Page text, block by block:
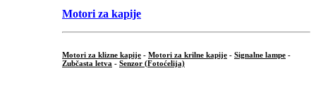
Motori za kapije
Motori za klizne kapije - Motori za krilne kapije - Signalne lampe -
Zubčasta letva - Senzor (Fotoćelija)